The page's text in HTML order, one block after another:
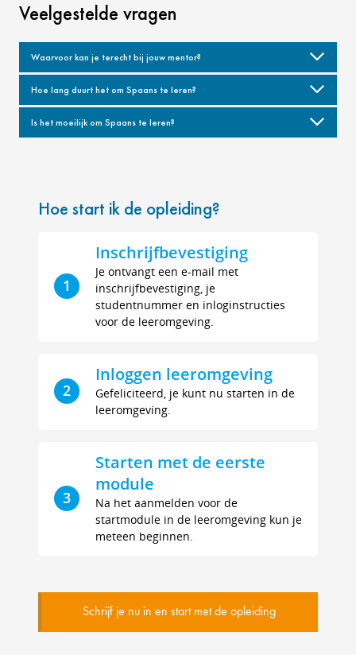
Veelgestelde vragen
Waarvoor kan je terecht bij jouw mentor?
Hoe lang duurt het om Spaans te leren?
Is het moeilijk om Spaans te leren?
Hoe start ik de opleiding?
1
Inschrijfbevestiging
Je ontvangt een e-mail met
inschrijfbevestiging, je
studentnummer en inloginstructies
voor de leeromgeving.
2
Inloggen leeromgeving
Gefeliciteerd, je kunt nu starten in de
leeromgeving.
3
Starten met de eerste
module
Na het aanmelden voor de
startmodule in de leeromgeving kun je
meteen beginnen.
Schrijf je nu in en start met de opleiding